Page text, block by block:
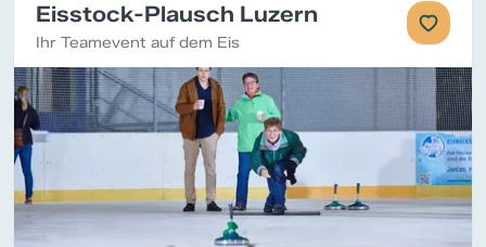
Eisstock-Plausch Luzern
Ihr Teamevent auf dem Eis